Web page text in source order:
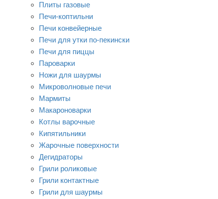
Плиты газовые
Печи-коптильни
Печи конвейерные
Печи для утки по-пекински
Печи для пиццы
Пароварки
Ножи для шаурмы
Микроволновые печи
Мармиты
Макароноварки
Котлы варочные
Кипятильники
Жарочные поверхности
Дегидраторы
Грили роликовые
Грили контактные
Грили для шаурмы